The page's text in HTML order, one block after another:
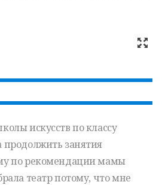
искусств по классу
продолжить занятия
по рекомендации мамы
театр потому, что мне